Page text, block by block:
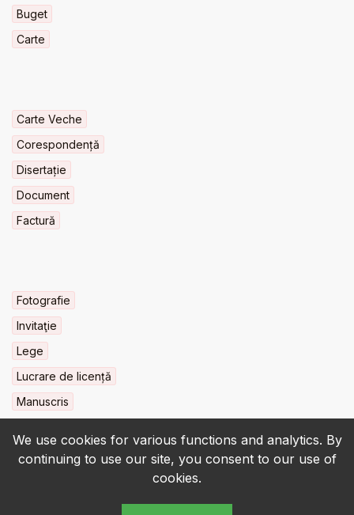
We use cookies for various functions and analytics. By
continuing to use our site, you consent to our use of
cookies.
Buget
Carte
Carte Veche
Corespondență
Disertație
Document
Factură
Fotografie
Invitaţie
Lege
Lucrare de licență
Manuscris
© 2022-2026 • BCU „Carol I” - All rights reserved.